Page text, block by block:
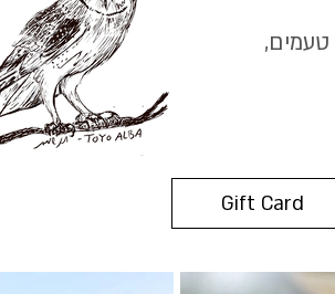
Gift Card